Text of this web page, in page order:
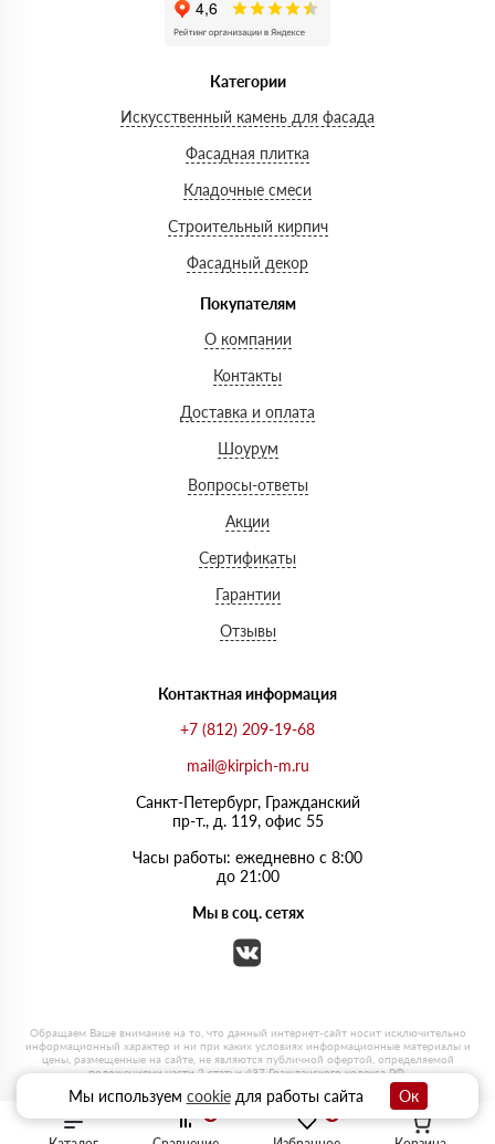
Категории
Искусственный камень для фасада
Фасадная плитка
Кладочные смеси
Строительный кирпич
Фасадный декор
Покупателям
О компании
Контакты
Доставка и оплата
Шоурум
Вопросы-ответы
Акции
Сертификаты
Гарантии
Отзывы
Контактная информация
+7 (812) 209-19-68
mail@kirpich-m.ru
Санкт-Петербург, Граждaнский
пр-т., д. 119, офис 55
Часы работы: ежедневно с 8:00
до 21:00
Мы в соц. сетях
Мы используем cookieдля работы сайта Ок